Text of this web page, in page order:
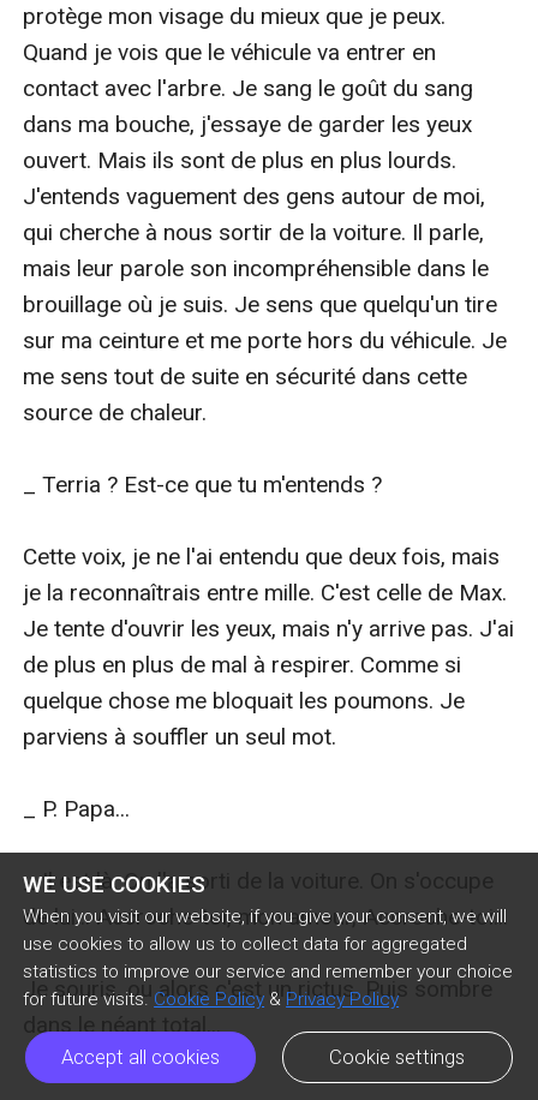
WE USE COOKIES
When you visit our website, if you give your consent, we will
use cookies to allow us to collect data for aggregated
statistics to improve our service and remember your choice
for future visits. Cookie Policy & Privacy Policy
Accept all cookies Cookie settings
protège mon visage du mieux que je peux.
Quand je vois que le véhicule va entrer en
contact avec l'arbre. Je sang le goût du sang
dans ma bouche, j'essaye de garder les yeux
ouvert. Mais ils sont de plus en plus lourds.
J'entends vaguement des gens autour de moi,
qui cherche à nous sortir de la voiture. Il parle,
mais leur parole son incompréhensible dans le
brouillage où je suis. Je sens que quelqu'un tire
sur ma ceinture et me porte hors du véhicule. Je
me sens tout de suite en sécurité dans cette
source de chaleur.
_ Terria ? Est-ce que tu m'entends ?
Cette voix, je ne l'ai entendu que deux fois, mais
je la reconnaîtrais entre mille. C'est celle de Max.
Je tente d'ouvrir les yeux, mais n'y arrive pas. J'ai
de plus en plus de mal à respirer. Comme si
quelque chose me bloquait les poumons. Je
parviens à souffler un seul mot.
_ P. Papa...
_ Il est là. On l'a sorti de la voiture. On s'occupe
de lui... Accroche-toi, mon amour, Accroche-toi...
Je souris, ou alors c'est un rictus. Puis sombre
dans le néant total...